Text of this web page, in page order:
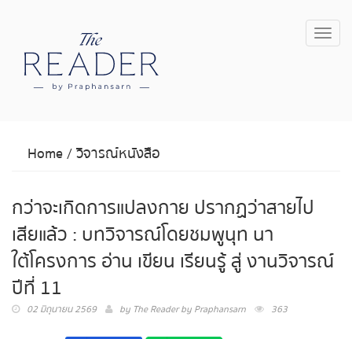
Home/วิจารณ์หนังสือ
กว่าจะเกิดการแปลงกาย ปรากฏว่าสายไป
เสียแล้ว : บทวิจารณ์โดย ชมพูนุท นา
ใต้ โครงการ อ่าน เขียน เรียนรู้ สู่ งานวิจารณ์
ปีที่ 11
02 มิถุนายน 2569 by The Reader by Praphansarn 363